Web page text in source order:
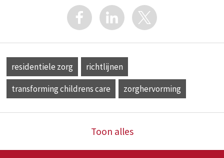
residentiele zorg
richtlijnen
transforming childrens care
zorghervorming
Toon alles